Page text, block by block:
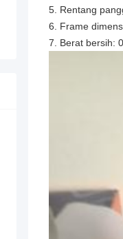
5. Rentang
6. Frame
7. Berat bersih: